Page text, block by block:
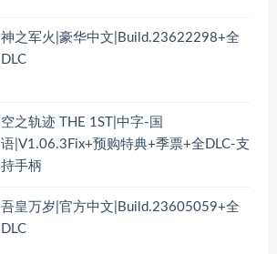
神之军火|豪华中文|Build.23622298+全
DLC
空之轨迹 THE 1ST|中字-国
语|V1.06.3Fix+预购特典+季票+全DLC-支
持手柄
吾皇万岁|官方中文|Build.23605059+全
DLC